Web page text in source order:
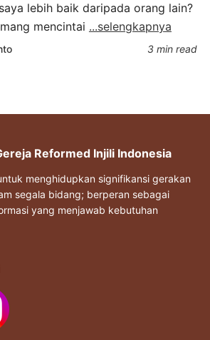
lebih baik daripada orang lain?
mencintai ...selengkapnya
3 min read
Reformed Injili Indonesia
menghidupkan signifikansi gerakan
segala bidang; berperan sebagai
yang menjawab kebutuhan